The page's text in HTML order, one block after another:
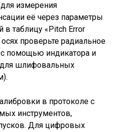
измерения
её через параметры
в таблицу «Pitch Error
проверьте радиальное
помощью индикатора и
для шлифовальных
в протоколе с
инструментов,
Для цифровых